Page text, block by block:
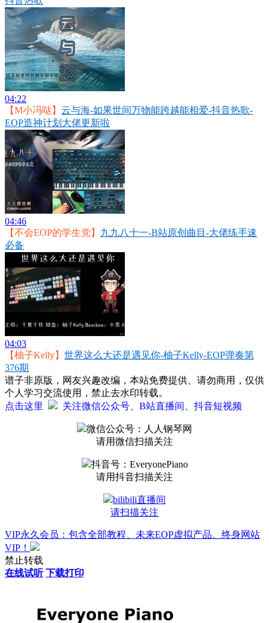
04:22
【M小冯哒】 云与海-如果世间万物能跨越能相爱-抖音热歌-
EOP造神计划大佬更新啦
04:46
【不会EOP的学生党】 九九八十一-B站原创曲目-大佬练手速
必备
04:03
【柚子Kelly】 世界这么大还是遇见你-柚子Kelly-EOP弹奏第
376期
谱子非原版，网友兴趣改编，本站免费提供、请勿商用，仅供
个人学习交流使用，禁止去水印转载。
点击这里
关注微信公众号、B站直播间、抖音短视频
微信公众号：人人钢琴网
请用微信扫描关注
抖音号：EveryonePiano
请用抖音扫描关注
bilibili直播间
请扫描关注
VIP永久会员：包含全部教程、未来EOP虚拟产品、终身网站
VIP！
禁止转载
在线试听 下载打印